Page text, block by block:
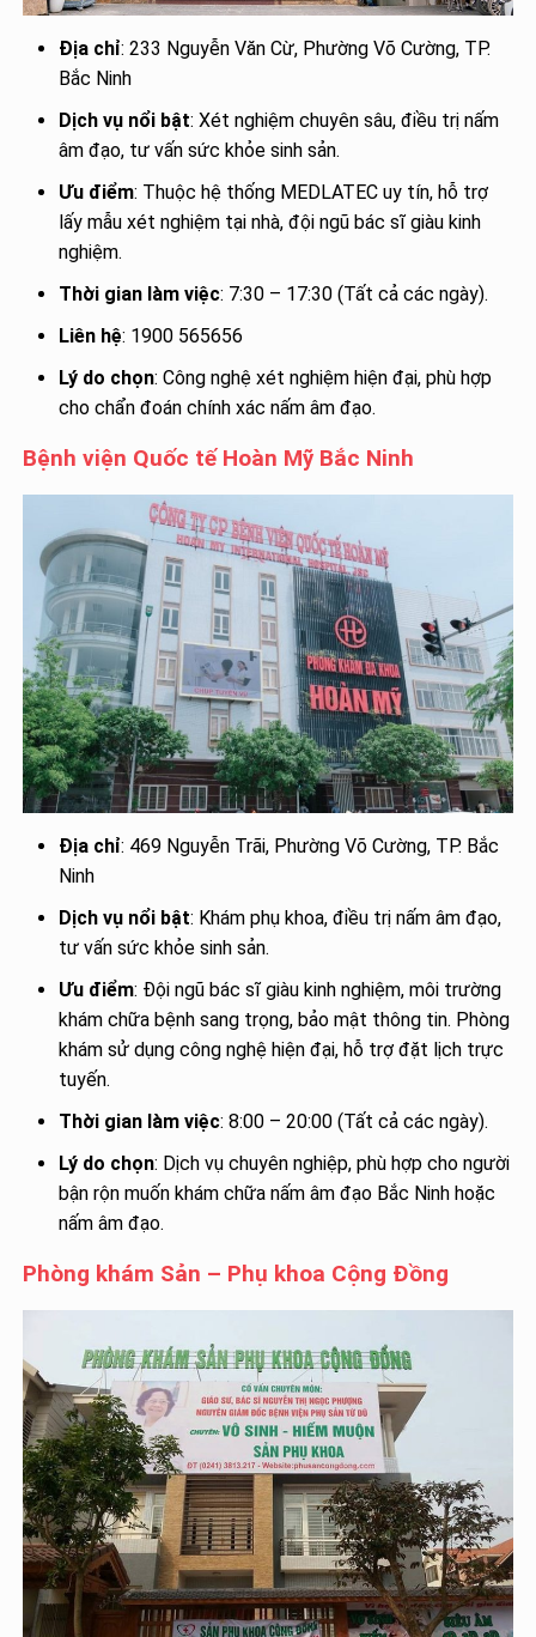
Địa chỉ: 233 Nguyễn Văn Cừ, Phường Võ Cường, TP.
Bắc Ninh
Dịch vụ nổi bật: Xét nghiệm chuyên sâu, điều trị nấm
âm đạo, tư vấn sức khỏe sinh sản.
Ưu điểm: Thuộc hệ thống MEDLATEC uy tín, hỗ trợ
lấy mẫu xét nghiệm tại nhà, đội ngũ bác sĩ giàu kinh
nghiệm.
Thời gian làm việc: 7:30 – 17:30 (Tất cả các ngày).
Liên hệ: 1900 565656
Lý do chọn: Công nghệ xét nghiệm hiện đại, phù hợp
cho chẩn đoán chính xác nấm âm đạo.
Bệnh viện Quốc tế Hoàn Mỹ Bắc Ninh
Địa chỉ: 469 Nguyễn Trãi, Phường Võ Cường, TP. Bắc
Ninh
Dịch vụ nổi bật: Khám phụ khoa, điều trị nấm âm đạo,
tư vấn sức khỏe sinh sản.
Ưu điểm: Đội ngũ bác sĩ giàu kinh nghiệm, môi trường
khám chữa bệnh sang trọng, bảo mật thông tin. Phòng
khám sử dụng công nghệ hiện đại, hỗ trợ đặt lịch trực
tuyến.
Thời gian làm việc: 8:00 – 20:00 (Tất cả các ngày).
Lý do chọn: Dịch vụ chuyên nghiệp, phù hợp cho người
bận rộn muốn khám chữa nấm âm đạo Bắc Ninh hoặc
nấm âm đạo.
Phòng khám Sản – Phụ khoa Cộng Đồng